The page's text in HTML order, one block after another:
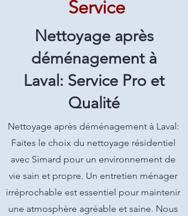
Service
Nettoyage après
déménagement à
Laval: Service Pro et
Qualité
Nettoyage après déménagement à Laval:
Faites le choix du nettoyage résidentiel
avec Simard pour un environnement de
vie sain et propre. Un entretien ménager
irréprochable est essentiel pour maintenir
une atmosphère agréable et saine. Nous